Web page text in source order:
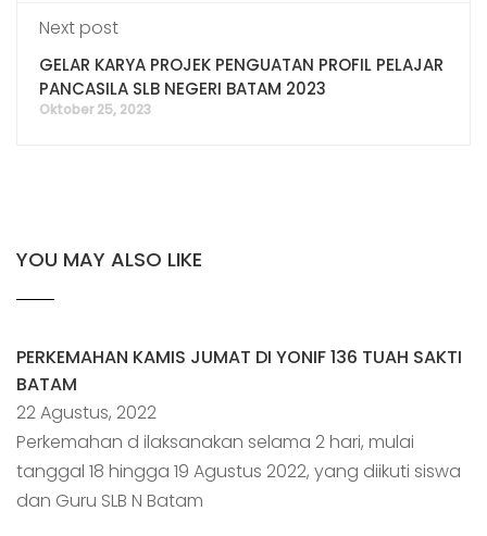
Next post
GELAR KARYA PROJEK PENGUATAN PROFIL PELAJAR
PANCASILA SLB NEGERI BATAM 2023
Oktober 25, 2023
YOU MAY ALSO LIKE
PERKEMAHAN KAMIS JUMAT DI YONIF 136 TUAH SAKTI
BATAM
22 Agustus, 2022
Perkemahan d ilaksanakan selama 2 hari, mulai
tanggal 18 hingga 19 Agustus 2022, yang diikuti siswa
dan Guru SLB N Batam